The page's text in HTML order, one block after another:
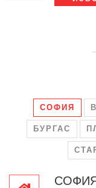
СОФИЯ
БУРГАС